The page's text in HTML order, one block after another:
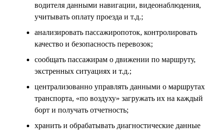
водителя данными навигации, видеонаблюдения,
учитывать оплату проезда и т.д.;
анализировать пассажиропоток, контролировать
качество и безопасность перевозок;
сообщать пассажирам о движении по маршруту,
экстренных ситуациях и т.д.;
централизованно управлять данными о маршрутах
транспорта, «по воздуху» загружать их на каждый
борт и получать отчетность;
хранить и обрабатывать диагностические данные